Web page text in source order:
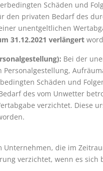
Schäden und
den privaten Bedarf des
unentgeltlichen
31.12.2021 verlängert
Bei der
Schäden und
des vom Unwetter
verzichtet. Diese
die im
verzichtet, wenn es sich